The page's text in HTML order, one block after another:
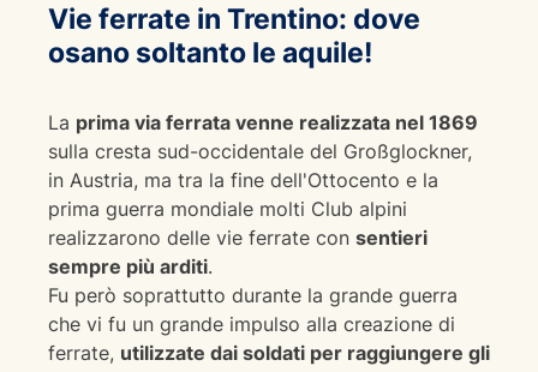
Vie ferrate in Trentino: dove
osano soltanto le aquile!
La prima via ferrata venne realizzata nel 1869
sulla cresta sud-occidentale del Großglockner,
in Austria, ma tra la fine dell'Ottocento e la
prima guerra mondiale molti Club alpini
realizzarono delle vie ferrate con sentieri
sempre più arditi.
Fu però soprattutto durante la grande guerra
che vi fu un grande impulso alla creazione di
ferrate, utilizzate dai soldati per raggiungere gli